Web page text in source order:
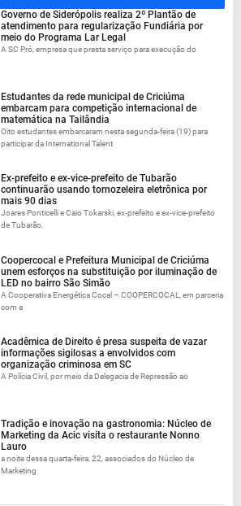
Governo de Siderópolis realiza 2º Plantão de
atendimento para regularização Fundiária por
meio do Programa Lar Legal
A SC Pró, empresa que presta serviço para execução do
Estudantes da rede municipal de Criciúma
embarcam para competição internacional de
matemática na Tailândia
Oito estudantes embarcaram nesta segunda-feira (19) para
participar da International Talent
Ex-prefeito e ex-vice-prefeito de Tubarão
continuarão usando tornozeleira eletrônica por
mais 90 dias
Joares Ponticelli e Caio Tokarski, ex-prefeito e ex-vice-prefeito
de Tubarão,
Coopercocal e Prefeitura Municipal de Criciúma
unem esforços na substituição por iluminação de
LED no bairro São Simão
A Cooperativa Energética Cocal – COOPERCOCAL, em parceria
com a
Acadêmica de Direito é presa suspeita de vazar
informações sigilosas a envolvidos com
organização criminosa em SC
A Polícia Civil, por meio da Delegacia de Repressão ao
Tradição e inovação na gastronomia: Núcleo de
Marketing da Acic visita o restaurante Nonno
Lauro
a noite dessa quarta-feira, 22, associados do Núcleo de
Marketing